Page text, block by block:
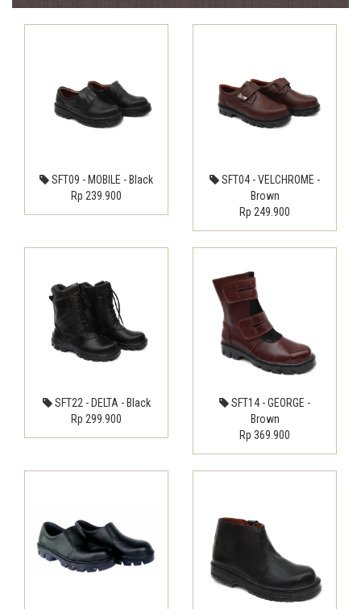
SFT09 - MOBILE - Black
Rp 239.900
SFT04 - VELCHROME -
Brown
Rp 249.900
SFT22 - DELTA - Black
Rp 299.900
SFT14 - GEORGE -
Brown
Rp 369.900